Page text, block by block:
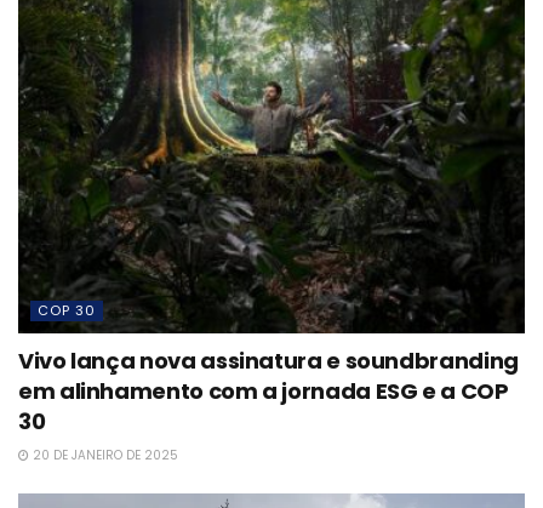
COP 30
Vivo lança nova assinatura e soundbranding
em alinhamento com a jornada ESG e a COP
30
20 DE JANEIRO DE 2025